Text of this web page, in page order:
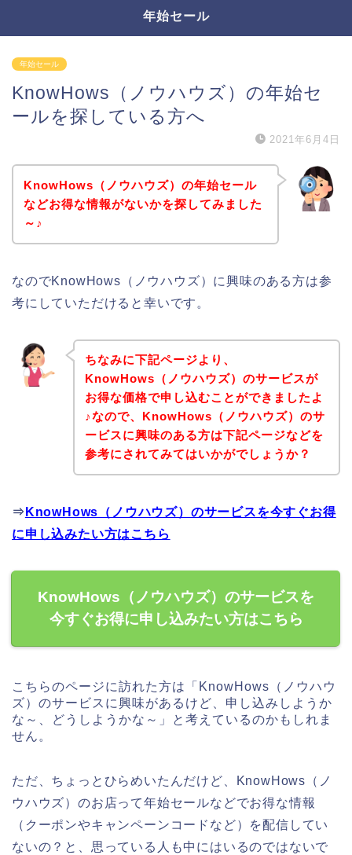
年始セール
年始セール
KnowHows（ノウハウズ）の年始セ
ールを探している方へ
2021年6月4日
KnowHows（ノウハウズ）の年始セール
などお得な情報がないかを探してみました
～♪
なのでKnowHows（ノウハウズ）に興味のある方は参
考にしていただけると幸いです。
ちなみに下記ページより、
KnowHows（ノウハウズ）のサービスが
お得な価格で申し込むことができましたよ
♪なので、KnowHows（ノウハウズ）のサ
ービスに興味のある方は下記ページなどを
参考にされてみてはいかがでしょうか？
⇒ KnowHows（ノウハウズ）のサービスを今すぐお得
に申し込みたい方はこちら
KnowHows（ノウハウズ）のサービスを
今すぐお得に申し込みたい方はこちら
こちらのページに訪れた方は「KnowHows（ノウハウ
ズ）のサービスに興味があるけど、申し込みしようか
な～、どうしようかな～」と考えているのかもしれま
せん。
ただ、ちょっとひらめいたんだけど、KnowHows（ノ
ウハウズ）のお店って年始セールなどでお得な情報
（クーポンやキャンペーンコードなど）を配信してい
ないの？と、思っている人も中にはいるのではないで